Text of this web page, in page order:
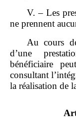
V. – Les
ne prennent
Au cours
d’une
bénéficiaire
consultant
la réalisation de